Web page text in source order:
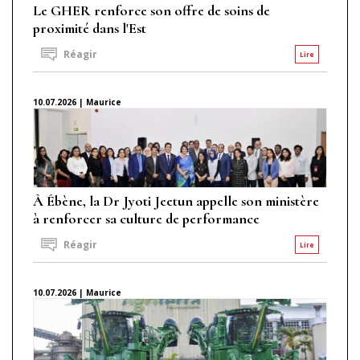
Le GHER renforce son offre de soins de
proximité dans l'Est
Lire
Réagir
10.07.2026 | Maurice
À Ébène, la Dr Jyoti Jeetun appelle son ministère
à renforcer sa culture de performance
Lire
Réagir
10.07.2026 | Maurice